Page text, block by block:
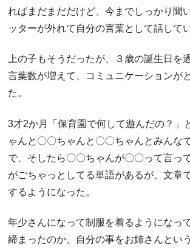
ればまだまだだけど、今までしっかり聞
ッターが外れて自分の言葉として話して
上の子もそうだったが、３歳の誕生日を
言葉数が増えて、コミュニケーションが
た。
3才2か月「保育園で何して遊んだの？」
ゃんと〇〇ちゃんと〇〇ちゃんとみんな
で、そしたら〇〇ちゃんが〇〇って言っ
がごちゃっとしてる単語があるが、文章
するようになった。
年少さんになって制服を着るようになっ
締まったのか、自分の事をお姉さんとい